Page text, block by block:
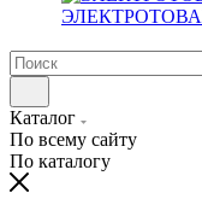
Каталог
По всему сайту
По каталогу